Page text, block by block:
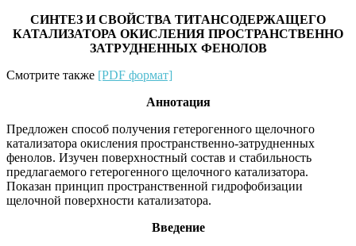
СИНТЕЗ И СВОЙСТВА ТИТАНСОДЕРЖАЩЕГО
КАТАЛИЗАТОРА ОКИСЛЕНИЯ ПРОСТРАНСТВЕННО
ЗАТРУДНЕННЫХ ФЕНОЛОВ
Смотрите также [PDF формат]
Аннотация
Предложен способ получения гетерогенного щелочного
катализатора окисления пространственно-затрудненных
фенолов. Изучен поверхностный состав и стабильность
предлагаемого гетерогенного щелочного катализатора.
Показан принцип пространственной гидрофобизации
щелочной поверхности катализатора.
Введение